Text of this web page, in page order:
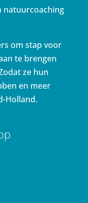
natuurcoaching
om stap voor
te brengen
ze hun
en meer
Holland.